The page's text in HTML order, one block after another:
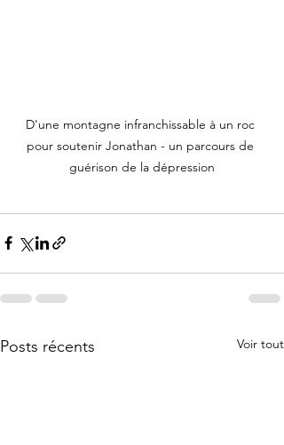
D'une montagne infranchissable à un roc
pour soutenir Jonathan - un parcours de
guérison de la dépression
Posts récents Voir tout